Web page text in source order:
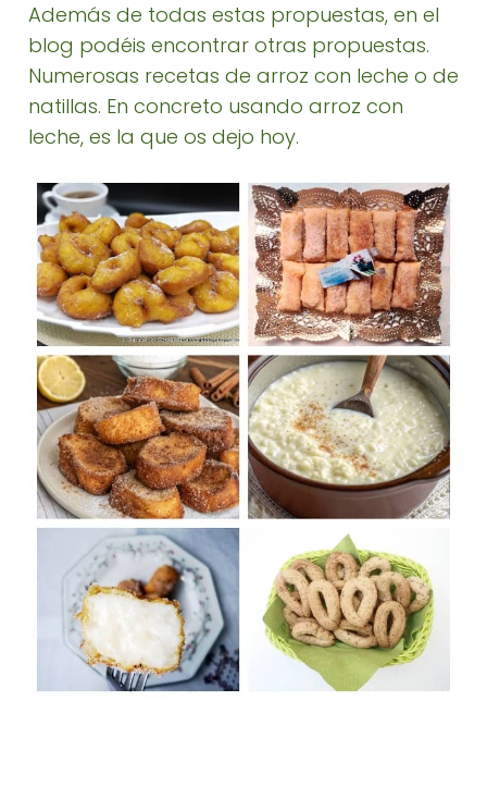
Además de todas estas propuestas, en el
blog podéis encontrar otras propuestas.
Numerosas recetas de arroz con leche o de
natillas. En concreto usando arroz con
leche, es la que os dejo hoy.